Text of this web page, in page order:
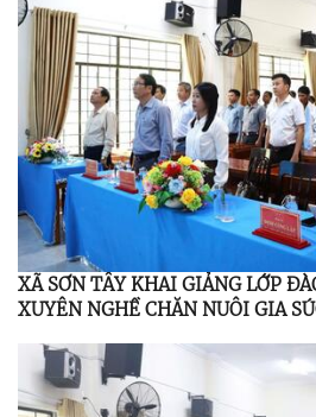
XÃ SƠN TÂY KHAI GIẢNG LỚP
XUYÊN NGHỀ CHĂN NUÔI GIA